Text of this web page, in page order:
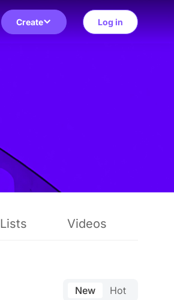
Create Log in
Lists Videos
New Hot